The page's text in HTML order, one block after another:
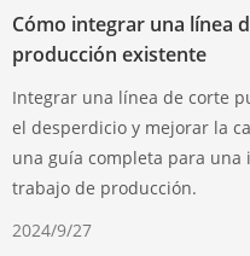
Cómo integrar una línea
producción existente
Integrar una línea de corte
el desperdicio y mejorar la
una guía completa para una
trabajo de producción.
2024/9/27